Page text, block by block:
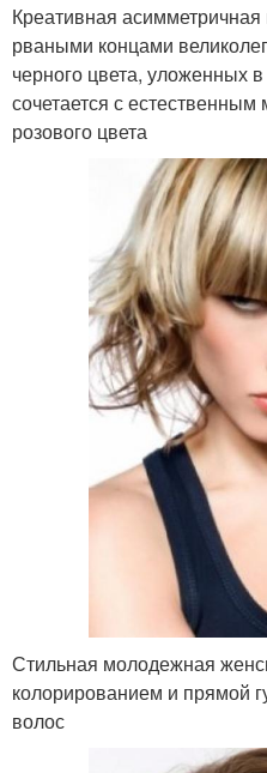
Креативная
рваными концами
черного цвета, уложенных
сочетается с
розового цвета
Стильная молодежная
колорированием и прямой
волос